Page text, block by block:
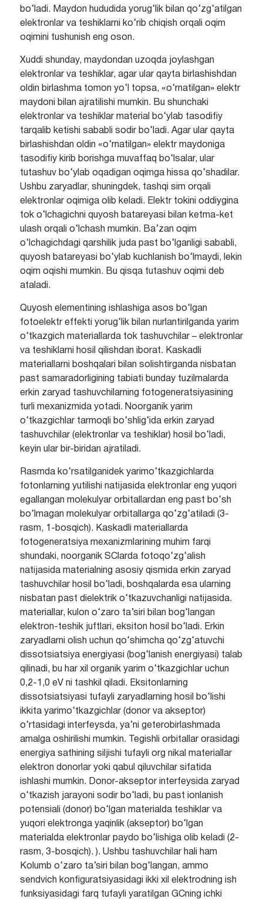
bo‘ladi. Maydon hududida yorug‘lik bilan qo‘zg‘atilgan
elektronlar va teshiklarni ko‘rib chiqish orqali oqim
oqimini tushunish eng oson.
Xuddi shunday, maydondan uzoqda joylashgan
elektronlar va teshiklar, agar ular qayta birlashishdan
oldin birlashma tomon yo‘l topsa, «o‘rnatilgan» elektr
maydoni bilan ajratilishi mumkin. Bu shunchaki
elektronlar va teshiklar material bo‘ylab tasodifiy
tarqalib ketishi sababli sodir bo‘ladi. Agar ular qayta
birlashishdan oldin «o‘rnatilgan» elektr maydoniga
tasodifiy kirib borishga muvaffaq bo‘lsalar, ular
tutashuv bo‘ylab oqadigan oqimga hissa qo‘shadilar.
Ushbu zaryadlar, shuningdek, tashqi sim orqali
elektronlar oqimiga olib keladi. Elektr tokini oddiygina
tok o‘lchagichni quyosh batareyasi bilan ketma-ket
ulash orqali o‘lchash mumkin. Ba’zan oqim
o‘lchagichdagi qarshilik juda past bo‘lganligi sababli,
quyosh batareyasi bo‘ylab kuchlanish bo‘lmaydi, lekin
oqim oqishi mumkin. Bu qisqa tutashuv oqimi deb
ataladi.
Quyosh elementining ishlashiga asos bo‘lgan
fotoelektr effekti yorug‘lik bilan nurlantirilganda yarim
o‘tkazgich materiallarda tok tashuvchilar – elektronlar
va teshiklarni hosil qilishdan iborat. Kaskadli
materiallarni boshqalari bilan solishtirganda nisbatan
past samaradorligining tabiati bunday tuzilmalarda
erkin zaryad tashuvchilarning fotogeneratsiyasining
turli mexanizmida yotadi. Noorganik yarim
o‘tkazgichlar tarmoqli bo‘shlig‘ida erkin zaryad
tashuvchilar (elektronlar va teshiklar) hosil bo‘ladi,
keyin ular bir-biridan ajratiladi.
Rasmda ko‘rsatilganidek yarimo‘tkazgichlarda
fotonlarning yutilishi natijasida elektronlar eng yuqori
egallangan molekulyar orbitallardan eng past bo‘sh
bo‘lmagan molekulyar orbitallarga qo‘zg‘atiladi (3-
rasm, 1-bosqich). Kaskadli materiallarda
fotogeneratsiya mexanizmlarining muhim farqi
shundaki, noorganik SClarda fotoqo‘zg‘alish
natijasida materialning asosiy qismida erkin zaryad
tashuvchilar hosil bo‘ladi, boshqalarda esa ularning
nisbatan past dielektrik o‘tkazuvchanligi natijasida.
materiallar, kulon o‘zaro ta’siri bilan bog‘langan
elektron-teshik juftlari, eksiton hosil bo‘ladi. Erkin
zaryadlarni olish uchun qo‘shimcha qo‘zg‘atuvchi
dissotsiatsiya energiyasi (bog‘lanish energiyasi) talab
qilinadi, bu har xil organik yarim o‘tkazgichlar uchun
0,2-1,0 eV ni tashkil qiladi. Eksitonlarning
dissotsiatsiyasi tufayli zaryadlarning hosil bo‘lishi
ikkita yarimo‘tkazgichlar (donor va akseptor)
o‘rtasidagi interfeysda, ya’ni geterobirlashmada
amalga oshirilishi mumkin. Tegishli orbitallar orasidagi
energiya sathining siljishi tufayli org nikal materiallar
elektron donorlar yoki qabul qiluvchilar sifatida
ishlashi mumkin. Donor-akseptor interfeysida zaryad
o‘tkazish jarayoni sodir bo‘ladi, bu past ionlanish
potensiali (donor) bo‘lgan materialda teshiklar va
yuqori elektronga yaqinlik (akseptor) bo‘lgan
materialda elektronlar paydo bo‘lishiga olib keladi (2-
rasm, 3-bosqich). ). Ushbu tashuvchilar hali ham
Kolumb o‘zaro ta’siri bilan bog‘langan, ammo
sendvich konfiguratsiyasidagi ikki xil elektrodning ish
funksiyasidagi farq tufayli yaratilgan GCning ichki